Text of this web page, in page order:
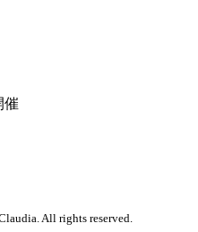
催
All rights reserved.